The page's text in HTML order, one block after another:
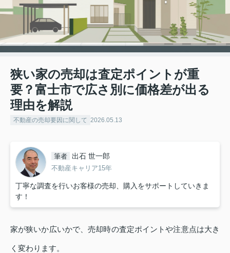
狭い家の売却は査定ポイントが重
要？富士市で広さ別に価格差が出る
理由を解説
不動産の売却要因に関して 2026.05.13
筆者 出石 世一郎
不動産キャリア15年
丁寧な調査を行いお客様の売却、購入をサポートしていきま
す！
家が狭いか広いかで、売却時の査定ポイントや注意点は大き
く変わります。